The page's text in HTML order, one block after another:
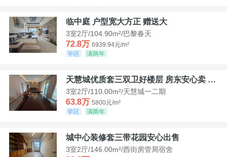
临中庭 户型宽大方正 赠送大
3室2厅/104.90m²/巴黎春天
72.8万 6939.94元/m²
学区
满两年
天慧城优质套三双卫好楼层 房东安心卖 价格好谈
3室2厅/110.00m²/天慧城一二期
63.8万 5800元/m²
学区
满两年
城中心装修套三带花园安心出售
3室2厅/146.00m²/西街房管局宿舍